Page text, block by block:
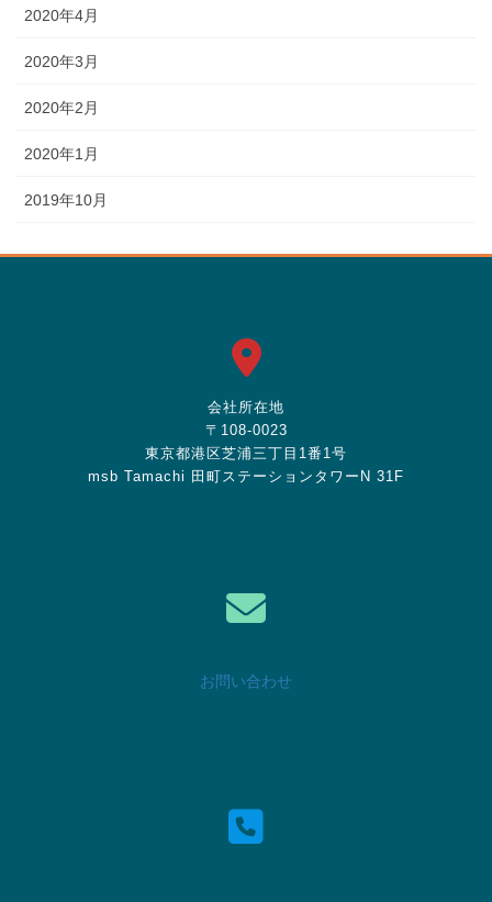
2020年4月
2020年3月
2020年2月
2020年1月
2019年10月
会社所在地
〒108-0023
東京都港区芝浦三丁目1番1号
msb Tamachi 田町ステーションタワーN 31F
お問い合わせ